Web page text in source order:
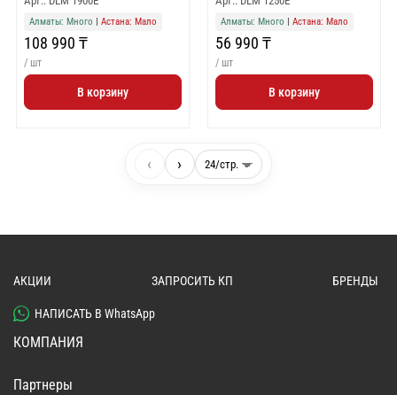
Алматы: Много Астана: Мало
108 990 ₸
/ шт
В корзину
Алматы: Много Астана: Мало
56 990 ₸
/ шт
В корзину
‹ ›
АКЦИИ ЗАПРОСИТЬ КП БРЕНДЫ
НАПИСАТЬ В WhatsApp
КОМПАНИЯ
Партнеры